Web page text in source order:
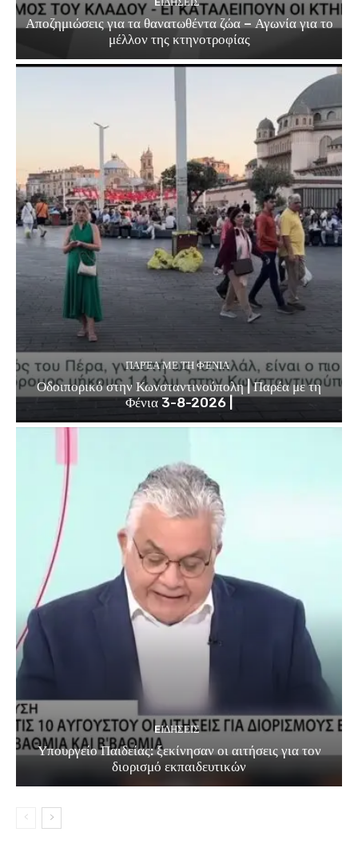
Αποζημιώσεις για τα θανατωθέντα ζώα – Αγωνία για το
μέλλον της κτηνοτροφίας
ΠΑΡΈΑ ΜΕ ΤΗ ΦΈΝΙΑ
Οδοιπορικό στην Κωνσταντινούπολη | Παρέα με τη
Φένια 3-8-2026 |
EΙΔΗΣΕΙΣ
Υπουργείο Παιδείας: ξεκίνησαν οι αιτήσεις για τον
διορισμό εκπαιδευτικών